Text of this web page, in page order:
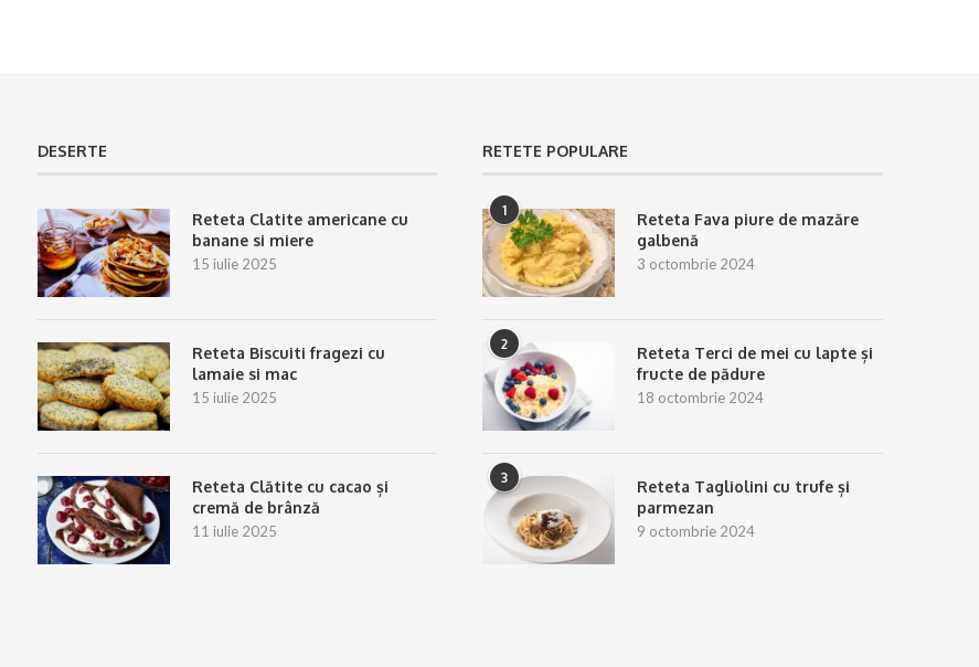
DESERTE
Reteta Clatite americane cu
banane si miere
15 iulie 2025
Reteta Biscuiti fragezi cu
lamaie si mac
15 iulie 2025
Reteta Clătite cu cacao și
cremă de brânză
11 iulie 2025
RETETE POPULARE
1
Reteta Fava piure de mazăre
galbenă
3 octombrie 2024
2
Reteta Terci de mei cu lapte și
fructe de pădure
18 octombrie 2024
3
Reteta Tagliolini cu trufe și
parmezan
9 octombrie 2024